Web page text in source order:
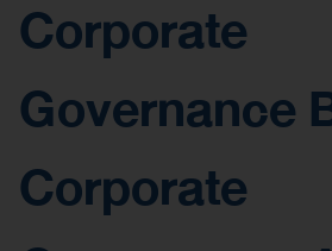
Corporate
Governance
Corporate